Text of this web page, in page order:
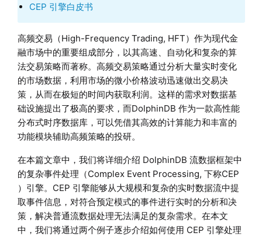
CEP 引擎白皮书
高频交易（High-Frequency Trading, HFT）作为现代金
融市场中的重要组成部分，以其高速、自动化和复杂的算
法交易策略而著称。高频交易策略通过分析大量实时变化
的市场数据，利用市场的微小价格波动迅速做出交易决
策，从而在极短的时间内获取利润。这样的需求对数据基
础设施提出了极高的要求，而DolphinDB 作为一款高性能
分布式时序数据库，可以凭借其高效的计算能力和丰富的
功能模块辅助高频策略的投研。
在本篇文章中，我们将详细介绍 DolphinDB 流数据框架中
的复杂事件处理（Complex Event Processing, 下称CEP
）引擎。CEP 引擎能够从大规模和复杂的实时数据流中提
取事件信息，对符合预定模式的事件进行实时的分析和决
策，解决普通流数据处理无法满足的复杂需求。在本文
中，我们将通过两个例子逐步介绍如何使用 CEP 引擎处理